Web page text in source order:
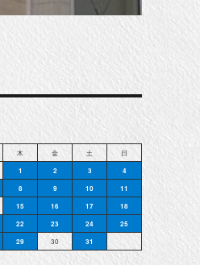
木 金 土
日
1
2 3
4
8 9 10
11
15 16 17
18
22 23 24
25
29 30 31